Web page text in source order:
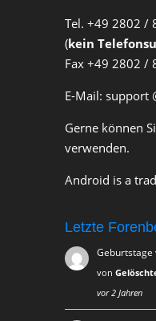
Tel. +49 2802 /
(kein
Fax +49 2802 /
E-Mail: support
Gerne können
verwenden.
Android is a
Letzte
Geburtstage
von
vor 2 Jahren